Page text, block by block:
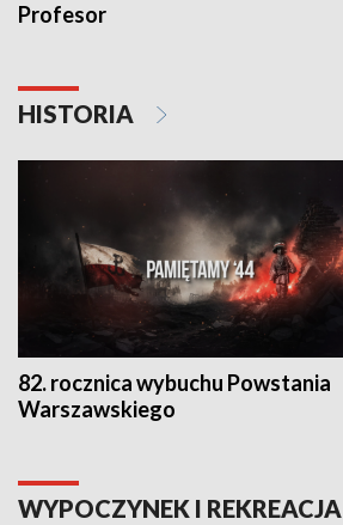
Profesor
HISTORIA
82. rocznica wybuchu Powstania
Warszawskiego
WYPOCZYNEK I REKREACJA